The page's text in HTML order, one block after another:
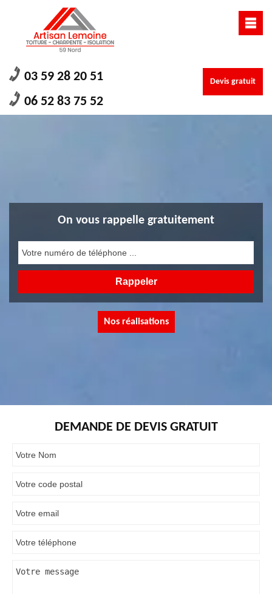
03 59 28 20 51
06 52 83 75 52
Devis gratuit
On vous rappelle gratuitement
Nos réalisations
DEMANDE DE DEVIS GRATUIT